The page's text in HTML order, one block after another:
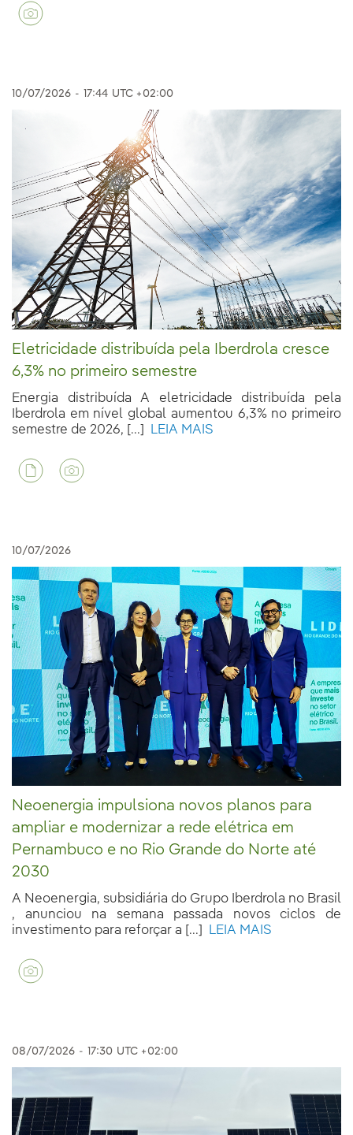
10/07/2026 - 17:44 UTC +02:00
Eletricidade distribuída pela Iberdrola cresce
6,3% no primeiro semestre
Energia distribuída A eletricidade distribuída pela
Iberdrola em nível global aumentou 6,3% no primeiro
semestre de 2026, [...]
LEIA MAIS
10/07/2026
Neoenergia impulsiona novos planos para
ampliar e modernizar a rede elétrica em
Pernambuco e no Rio Grande do Norte até
2030
A Neoenergia, subsidiária do Grupo Iberdrola no Brasil
, anunciou na semana passada novos ciclos de
investimento para reforçar a [...]
LEIA MAIS
08/07/2026 - 17:30 UTC +02:00